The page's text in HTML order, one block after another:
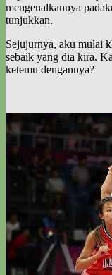
mengenalkannya
tunjukkan.
Sejujurnya, aku mulai
sebaik yang dia kira.
ketemu dengannya?